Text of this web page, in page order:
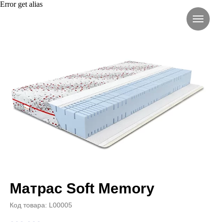
Error get alias
Матрас Soft Memory
Код товара: L00005